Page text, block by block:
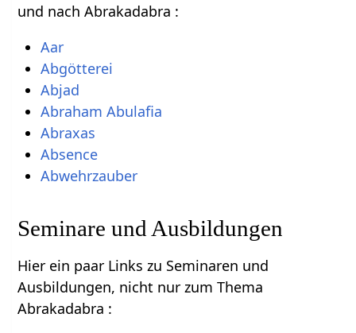
und nach Abrakadabra :
Aar
Abgötterei
Abjad
Abraham Abulafia
Abraxas
Absence
Abwehrzauber
Seminare und Ausbildungen
Hier ein paar Links zu Seminaren und
Ausbildungen, nicht nur zum Thema
Abrakadabra :